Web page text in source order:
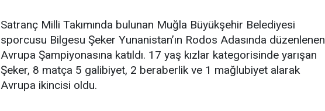
Satranç Milli Takımında bulunan Muğla Büyükşehir Belediyesi
sporcusu Bilgesu Şeker Yunanistan’ın Rodos Adasında düzenlenen
Avrupa Şampiyonasına katıldı. 17 yaş kızlar kategorisinde yarışan
Şeker, 8 matça 5 galibiyet, 2 beraberlik ve 1 mağlubiyet alarak
Avrupa ikincisi oldu.